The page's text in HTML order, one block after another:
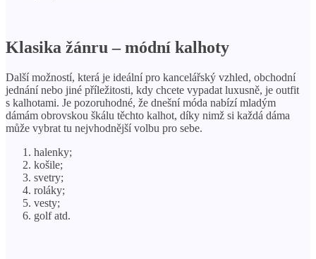
Klasika žánru – módní kalhoty
Další možností, která je ideální pro kancelářský vzhled, obchodní
jednání nebo jiné příležitosti, kdy chcete vypadat luxusně, je outfit
s kalhotami. Je pozoruhodné, že dnešní móda nabízí mladým
dámám obrovskou škálu těchto kalhot, díky nimž si každá dáma
může vybrat tu nejvhodnější volbu pro sebe.
halenky;
košile;
svetry;
roláky;
vesty;
golf atd.